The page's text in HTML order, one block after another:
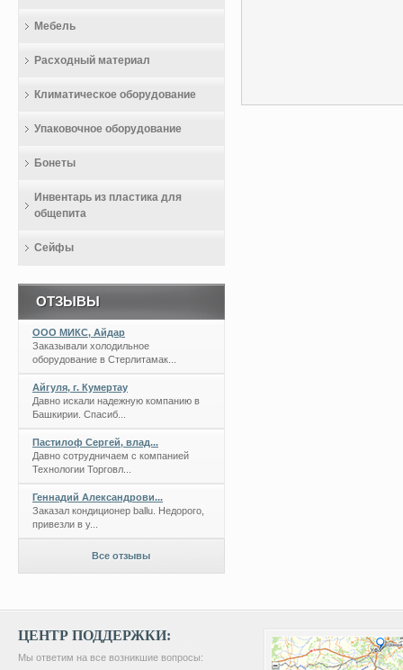
Мебель
Расходный материал
Климатическое оборудование
Упаковочное оборудование
Бонеты
Инвентарь из пластика для
общепита
Сейфы
ОТЗЫВЫ
ООО МИКС, Айдар
Заказывали холодильное
оборудование в Стерлитамак...
Айгуля, г. Кумертау
Давно искали надежную компанию в
Башкирии. Спасиб...
Пастилоф Сергей, влад...
Давно сотрудничаем с компанией
Технологии Торговл...
Геннадий Александрови...
Заказал кондиционер ballu. Недорого,
привезли в у...
Все отзывы
ЦЕНТР ПОДДЕРЖКИ:
Мы ответим на все возникшие вопросы: